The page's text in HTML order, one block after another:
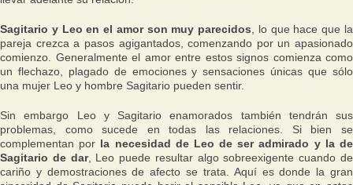
Sagitario y Leo en el amor son muy parecidos , lo que hace que la
pareja crezca a pasos agigantados, comenzando por un apasionado
comienzo. Generalmente el amor entre estos signos comienza como
un flechazo, plagado de emociones y sensaciones únicas que sólo
una mujer Leo y hombre Sagitario pueden sentir.
Sin embargo Leo y Sagitario enamorados también tendrán sus
problemas, como sucede en todas las relaciones. Si bien se
complementan por la necesidad de Leo de ser admirado y la de
Sagitario de dar, Leo puede resultar algo sobreexigente cuando de
cariño y demostraciones de afecto se trata. Aquí es donde la gran